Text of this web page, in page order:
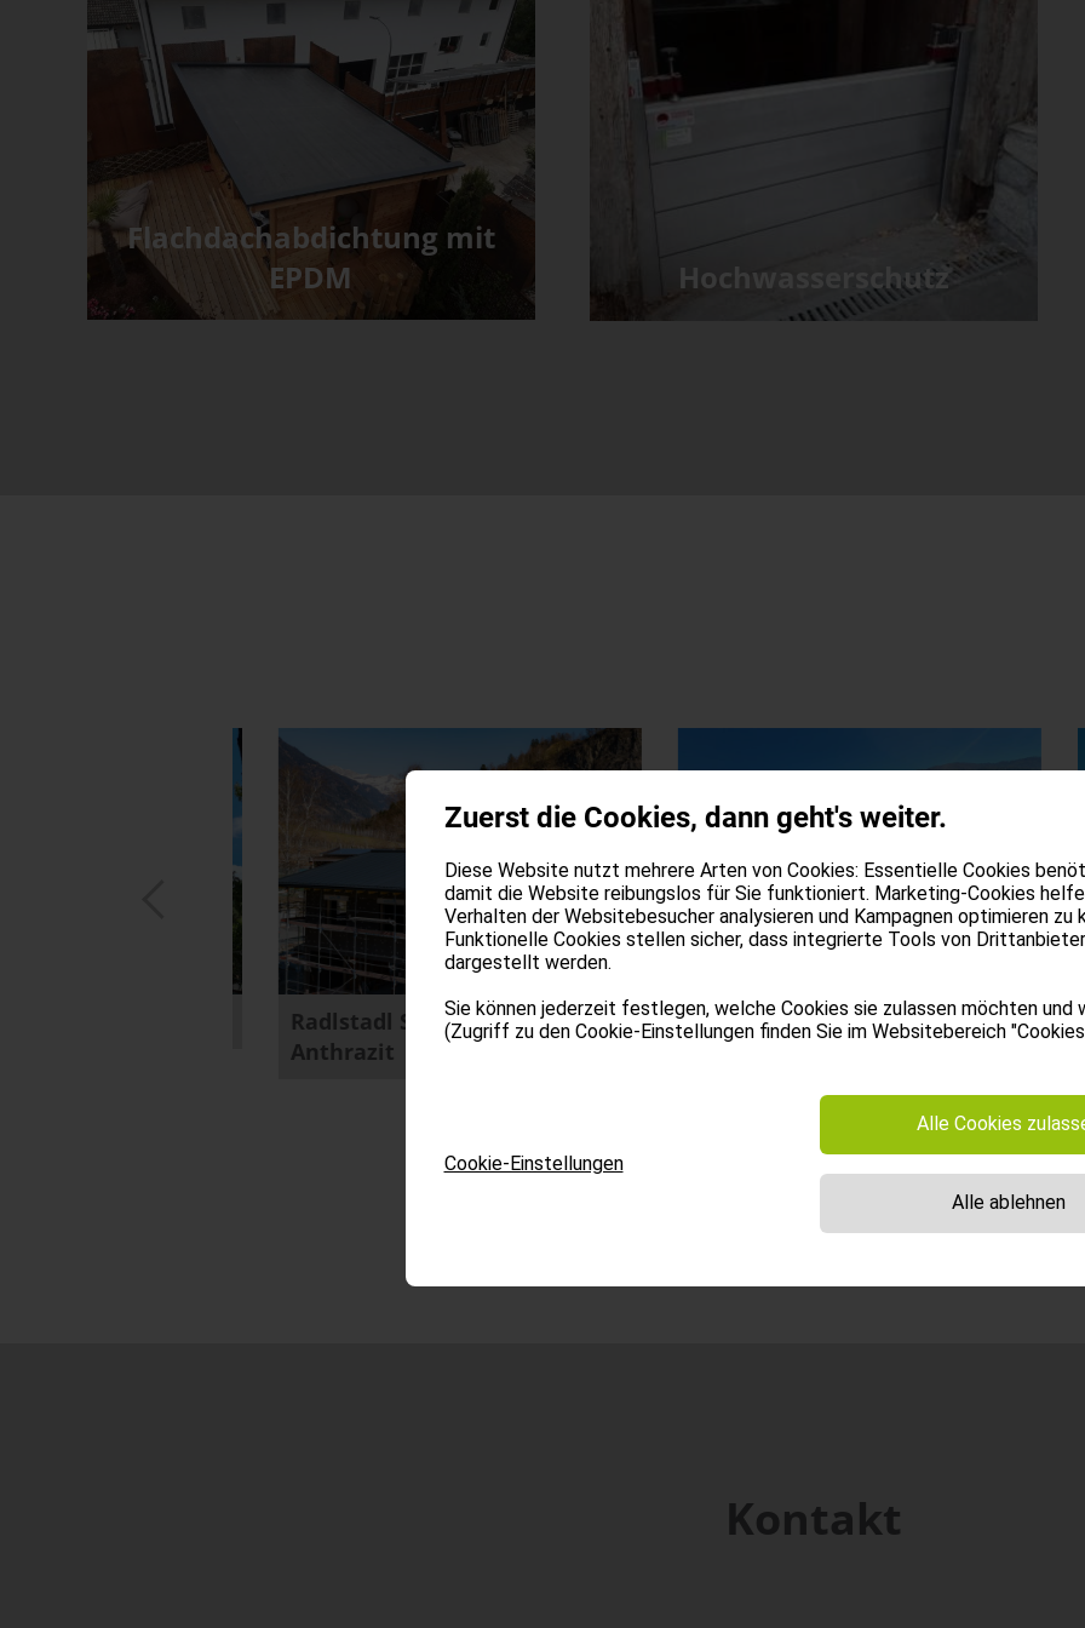
Flachdachabdichtung mit
EPDM
Hochwasserschutz
Radlstadl Saltaus in Prefa
Anthrazit
Metallverkleidung bei
Wohnhaus
Kontakt
Zuerst die Cookies, dann geht's weiter.
Diese Website nutzt mehrere Arten von Cookies: Essentielle Cookies
damit die Website reibungslos für Sie funktioniert. Marketing-Cookies
Verhalten der Websitebesucher analysieren und Kampagnen optimieren zu
Funktionelle Cookies stellen sicher, dass integrierte Tools von
dargestellt werden.
Sie können jederzeit festlegen, welche Cookies sie zulassen möchten und
(Zugriff zu den Cookie-Einstellungen finden Sie im Websitebereich
Cookie-Einstellungen
Alle Cookies
Alle ablehnen